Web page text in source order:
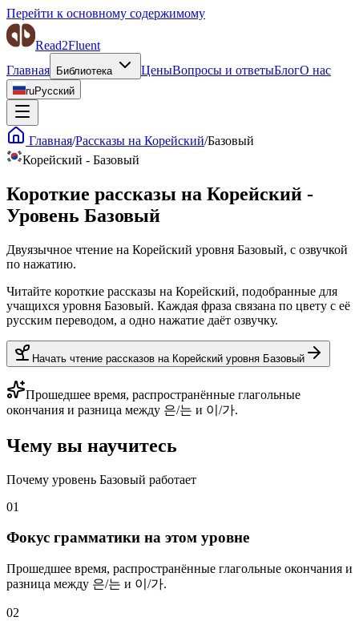
Перейти к основному содержимому
Read2Fluent
Главная
Библиотека ЦеныВопросы и ответыБлогО нас
ruРусский
Главная/Рассказы на Корейский/Базовый
Корейский - Базовый
Короткие рассказы на Корейский -
Уровень Базовый
Двуязычное чтение на Корейский уровня Базовый, с озвучкой
по нажатию.
Читайте короткие рассказы на Корейский, подобранные для
учащихся уровня Базовый. Каждая фраза связана по цвету с её
русским переводом, а одно нажатие даёт озвучку.
Начать чтение рассказов на Корейский уровня Базовый
Прошедшее время, распространённые глагольные
окончания и разница между 은/는 и 이/가.
Чему вы научитесь
Почему уровень Базовый работает
01
Фокус грамматики на этом уровне
Прошедшее время, распространённые глагольные окончания и
разница между 은/는 и 이/가.
02